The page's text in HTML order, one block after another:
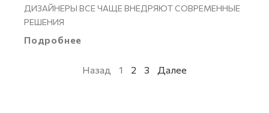
ДИЗАЙНЕРЫ ВСЕ ЧАЩЕ ВНЕДРЯЮТ СОВРЕМЕННЫЕ
РЕШЕНИЯ
Подробнее
Назад 1 2 3 Далее